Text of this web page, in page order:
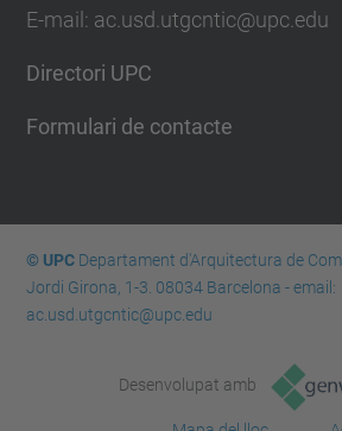
E-mail: ac.usd.utgcntic@upc.edu
Directori UPC
Formulari de contacte
© UPCDepartament d'Arquitectura de
Jordi Girona, 1-3. 08034 Barcelona - email:
ac.usd.utgcntic@upc.edu
Desenvolupat amb